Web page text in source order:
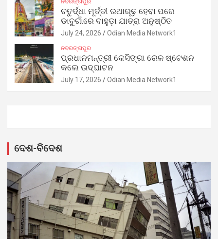
ନବରଙ୍ଗପୁର
ଚତୁର୍ଦ୍ଧା ମୂର୍ତ୍ତୀ ରଥାରୂଢ଼ ହେବା ପରେ
ଡାବୁଗାଁରେ ବାହୁଡ଼ା ଯାତ୍ରା ଅନୁଷ୍ଠିତ
July 24, 2026 Odian Media Network1
ନବରଙ୍ଗପୁର
ପ୍ରଧାନମନ୍ତ୍ରୀ କେସିଙ୍ଗା ରେଳ ଷ୍ଟେଶନ
କଲେ ଉଦ୍‌ଘାଟନ
July 17, 2026 Odian Media Network1
ଦେଶ-ବିଦେଶ